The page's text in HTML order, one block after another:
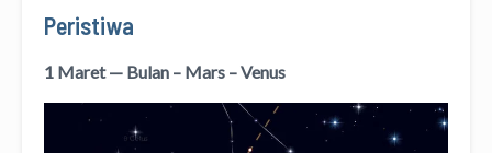
Peristiwa
1 Maret — Bulan – Mars – Venus